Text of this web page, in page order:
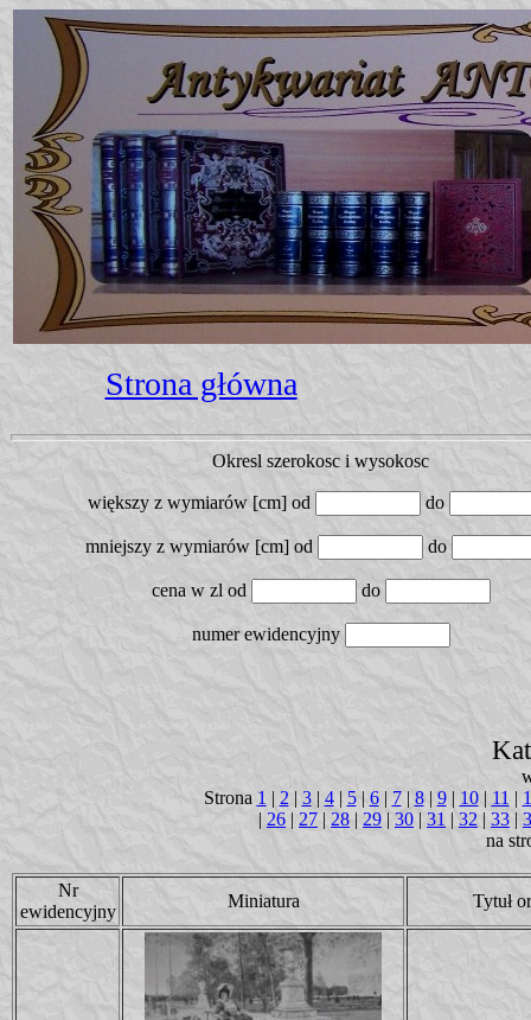
Strona główna
Okresl szerokosc i wysokosc
większy z wymiarów [cm] od do
mniejszy z wymiarów [cm] od do
cena w zl od do
numer ewidencyjny
Strona 1 | 2 | 3| 4| 5| 6| 7| 8| 9| 10| 11 |
| 26 | 27 | 28 | 29 | 30 | 31 | 32 | 33 |
na
Nr
ewidencyjny
Miniatura Tytuł